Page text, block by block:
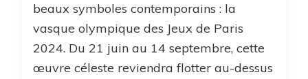
beaux symboles contemporains : la
vasque olympique des Jeux de Paris
2024. Du 21 juin au 14 septembre, cette
œuvre céleste reviendra flotter au-dessus